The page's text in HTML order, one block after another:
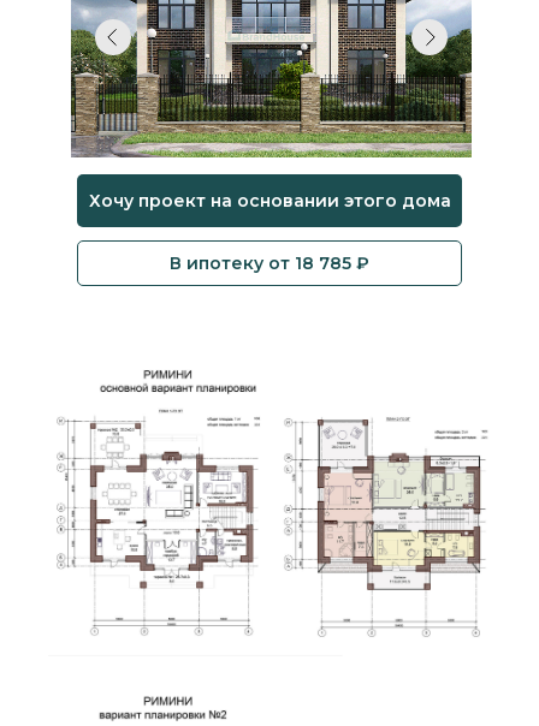
Хочу проект на основании этого дома
В ипотеку от 18 785 ₽